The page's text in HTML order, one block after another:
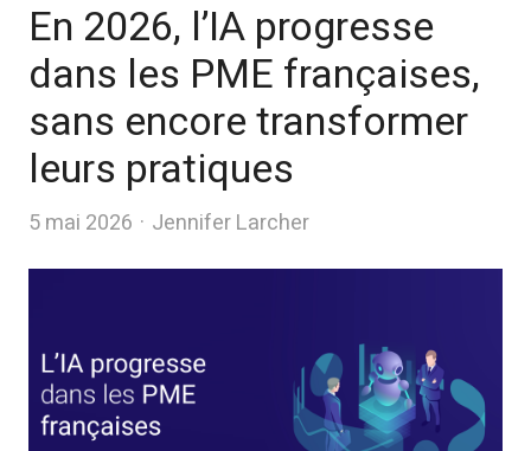
En 2026, l’IA progresse
dans les PME françaises,
sans encore transformer
leurs pratiques
5 mai 2026 Author
Jennifer Larcher